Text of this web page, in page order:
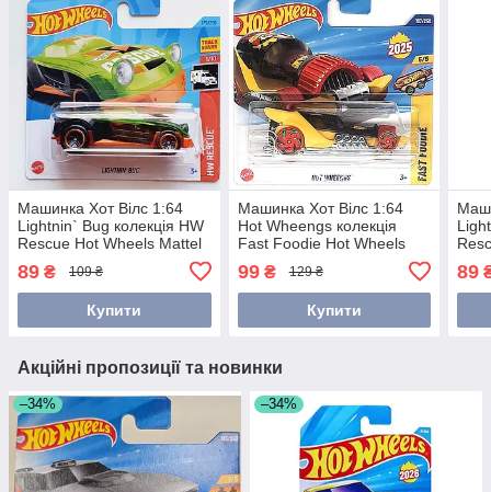
Машинка Хот Вілс 1:64
Lightnin` Bug колекція HW
Rescue Hot Wheels Mattel
89 ₴ 109 ₴
Купити
Машинка Хот Вілс 1:64
Hot Wheengs колекція
Fast Foodie Hot Wheels
99₴ 129 ₴
Купити
89
Акційні пропозиції та новинки
–34% –34%